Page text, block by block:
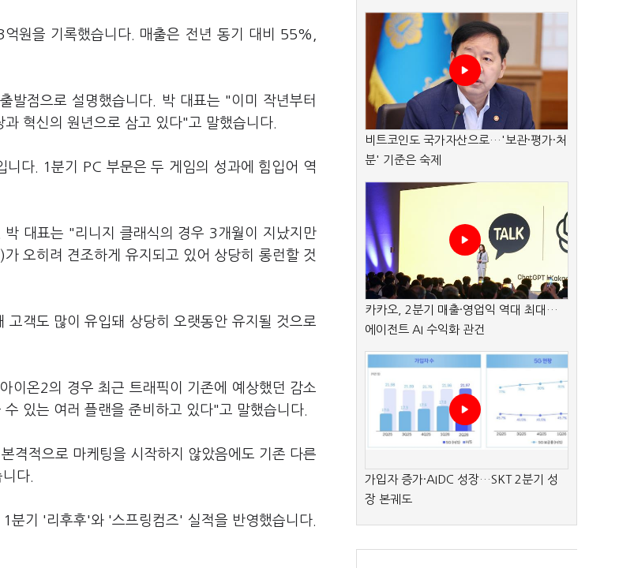
원을 기록했습니다. 매출은 전년 동기 대비 55%,
발점으로 설명했습니다. 박 대표는 "이미 작년부터
혁신의 원년으로 삼고 있다"고 말했습니다.
다. 1분기 PC 부문은 두 게임의 성과에 힘입어 역
대표는 "리니지 클래식의 경우 3개월이 지났지만
오히려 견조하게 유지되고 있어 상당히 롱런할 것
객도 많이 유입돼 상당히 오랫동안 유지될 것으로
이온2의 경우 최근 트래픽이 기존에 예상했던 감소
있는 여러 플랜을 준비하고 있다"고 말했습니다.
격적으로 마케팅을 시작하지 않았음에도 기존 다른
다.
분기 '리후후'와 '스프링컴즈' 실적을 반영했습니다.
비트코인도 국가자산으로…'보관·평가·처
분' 기준은 숙제
카카오, 2분기 매출·영업익 역대 최대…
에이전트 AI 수익화 관건
가입자 증가·AIDC 성장…SKT 2분기 성
장 본궤도